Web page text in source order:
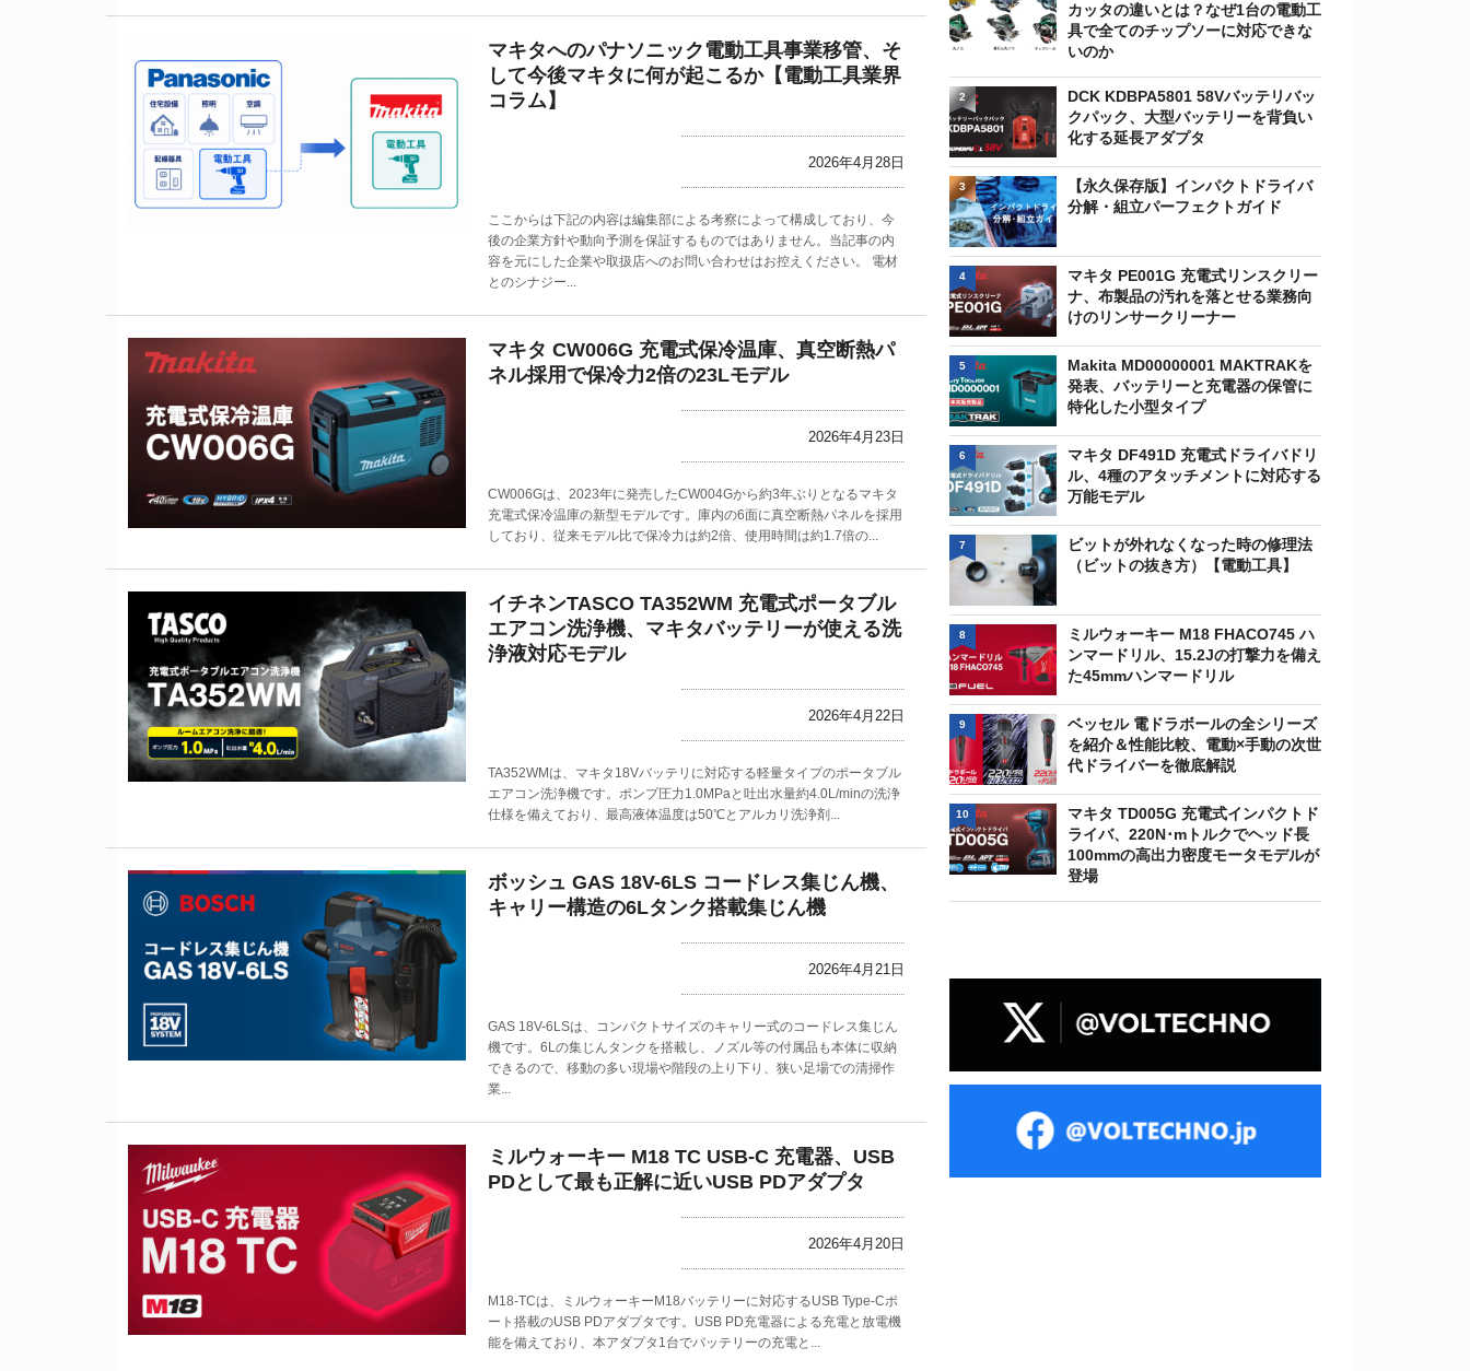
マキタへのパナソニック電動工具事業移管、そ
して今後マキタに何が起こるか【電動工具業界
コラム】
2026年4月28日
ここからは下記の内容は編集部による考察によって構成しており、今
後の企業方針や動向予測を保証するものではありません。当記事の内
容を元にした企業や取扱店へのお問い合わせはお控えください。 電材
とのシナジー...
マキタ CW006G 充電式保冷温庫、真空断熱パ
ネル採用で保冷力2倍の23Lモデル
2026年4月23日
CW006Gは、2023年に発売したCW004Gから約3年ぶりとなるマキタ
充電式保冷温庫の新型モデルです。庫内の6面に真空断熱パネルを採用
しており、従来モデル比で保冷力は約2倍、使用時間は約1.7倍の...
イチネンTASCO TA352WM 充電式ポータブル
エアコン洗浄機、マキタバッテリーが使える洗
浄液対応モデル
2026年4月22日
TA352WMは、マキタ18Vバッテリに対応する軽量タイプのポータブル
エアコン洗浄機です。ポンプ圧力1.0MPaと吐出水量約4.0L/minの洗浄
仕様を備えており、最高液体温度は50℃とアルカリ洗浄剤...
ボッシュ GAS 18V-6LS コードレス集じん機、
キャリー構造の6Lタンク搭載集じん機
2026年4月21日
GAS 18V-6LSは、コンパクトサイズのキャリー式のコードレス集じん
機です。6Lの集じんタンクを搭載し、ノズル等の付属品も本体に収納
できるので、移動の多い現場や階段の上り下り、狭い足場での清掃作
業...
ミルウォーキー M18 TC USB-C 充電器、USB
PDとして最も正解に近いUSB PDアダプタ
2026年4月20日
M18-TCは、ミルウォーキーM18バッテリーに対応するUSB Type-Cポ
ート搭載のUSB PDアダプタです。USB PD充電器による充電と放電機
能を備えており、本アダプタ1台でバッテリーの充電と...
カッタの違いとは？なぜ1台の電動工
具で全てのチップソーに対応できな
いのか
DCK KDBPA5801 58Vバッテリバッ
クパック、大型バッテリーを背負い
化する延長アダプタ
2
【永久保存版】インパクトドライバ
分解・組立パーフェクトガイド
3
マキタ PE001G 充電式リンスクリー
ナ、布製品の汚れを落とせる業務向
けのリンサークリーナー
4
Makita MD00000001 MAKTRAKを
発表、バッテリーと充電器の保管に
特化した小型タイプ
5
マキタ DF491D 充電式ドライバドリ
ル、4種のアタッチメントに対応する
万能モデル
6
ビットが外れなくなった時の修理法
（ビットの抜き方）【電動工具】
7
ミルウォーキー M18 FHACO745 ハ
ンマードリル、15.2Jの打撃力を備え
た45mmハンマードリル
8
ベッセル 電ドラボールの全シリーズ
を紹介＆性能比較、電動×手動の次世
代ドライバーを徹底解説
9
マキタ TD005G 充電式インパクトド
ライバ、220N･mトルクでヘッド長
100mmの高出力密度モータモデルが
登場
10